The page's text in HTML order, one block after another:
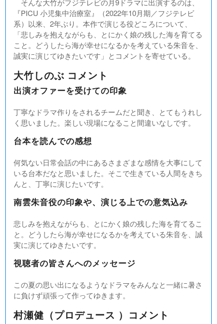
そんな大竹がフジテレビの月9ドラマに出演するのは、
『PICU 小児集中治療室』（2022年10月期／フジテレビ
系）以来、2年ぶり。本作で演じる役どころについて、
「悲しみを抱えながらも、とにかく娘の残した海を育てる
こと。どうしたら海が幸せになるかを考えている朱音を、
誠実に演じてゆきたいです」とコメントを寄せている。
大竹しのぶ コメント
出演オファーを受けての印象
丁寧なドラマ作りをされるチームだと聞き、とてもうれし
く思いました。楽しい現場になること間違いなしです。
台本を読んでの感想
何気ない日常会話の中にあるさまざまな感情を大事にして
いる台本だなと思いました。そこで生きている人間をきち
んと、丁寧に演じたいです。
南雲朱音役の印象や、演じる上での意気込み
悲しみを抱えながらも、とにかく娘の残した海を育てるこ
と。どうしたら海が幸せになるかを考えている朱音を、誠
実に演じてゆきたいです。
視聴者の皆さんへのメッセージ
この夏の思い出になるようなドラマをみんなと一緒に暑さ
に負けず頑張って作ってゆきます。
村瀬健（プロデュース ）コメント